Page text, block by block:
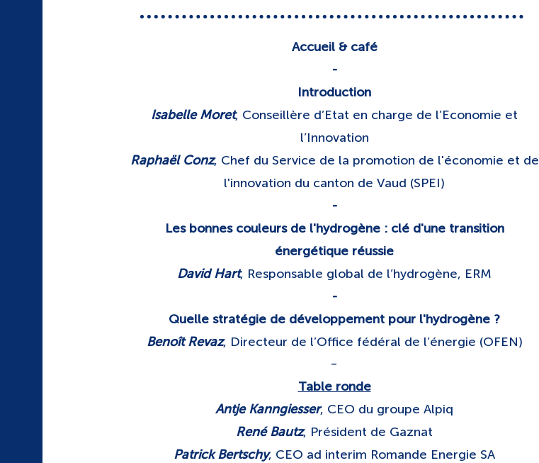
Accueil & café
​-
Introduction
Isabelle Moret, Conseillère d’Etat en charge de l’Economie et
l’Innovation
Raphaël Conz, Chef du Service de la promotion de l'économie et de
l'innovation du canton de Vaud (SPEI)
​-
Les bonnes couleurs de l'hydrogène : clé d'une transition
énergétique réussie
David Hart, Responsable global de l’hydrogène, ERM
​-
Quelle stratégie de développement pour l'hydrogène ?
Benoît Revaz, Directeur de l’Office fédéral de l’énergie (OFEN)
-
Table ronde
Antje Kanngiesser, CEO du groupe Alpiq
René Bautz, Président de Gaznat
Patrick Bertschy, CEO ad interim Romande Energie SA